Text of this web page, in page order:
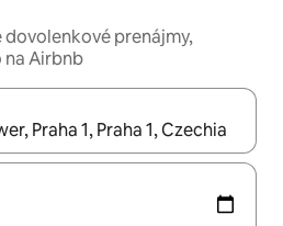
dovolenkové prenájmy,
na Airbnb
môžete si ich prechádzať